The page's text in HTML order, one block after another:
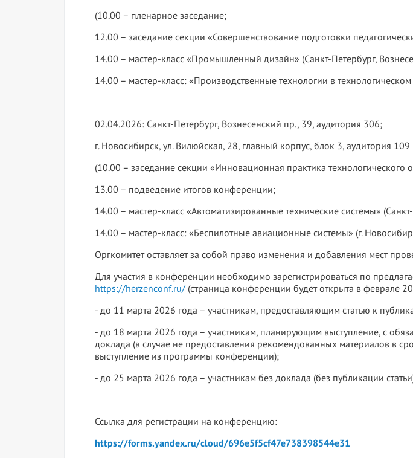
(10.00 – пленарное заседание;
12.00 – заседание секции «Совершенствование подготовки
14.00 – мастер-класс «Промышленный дизайн» (Санкт-Петербург,
14.00 – мастер-класс: «Производственные технологии в
02.04.2026: Санкт-Петербург, Вознесенский пр., 39, аудитория 306;
г. Новосибирск, ул. Вилюйская, 28, главный корпус, блок 3, аудитория 109
(10.00 – заседание секции «Инновационная практика технологического
13.00 – подведение итогов конференции;
14.00 – мастер-класс «Автоматизированные технические системы»
14.00 – мастер-класс: «Беспилотные авиационные системы» (г.
Оргкомитет оставляет за собой право изменения и добавления мест
Для участия в конференции необходимо зарегистрироваться по
https://herzenconf.ru/ (страница конференции будет открыта в феврале
- до 11 марта 2026 года – участникам, предоставляющим статью к
- до 18 марта 2026 года – участникам, планирующим выступление, с
доклада (в случае не предоставления рекомендованных материалов в
выступление из программы конференции);
- до 25 марта 2026 года – участникам без доклада (без публикации
Ссылка для регистрации на конференцию:
https://forms.yandex.ru/cloud/696e5f5cf47e738398544e31